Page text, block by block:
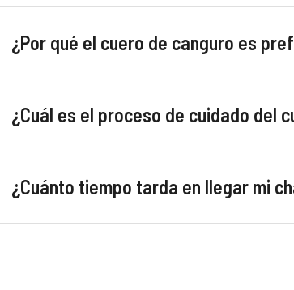
¿Por qué el cuero de canguro es
¿Cuál es el proceso de cuidado del
¿Cuánto tiempo tarda en llegar mi